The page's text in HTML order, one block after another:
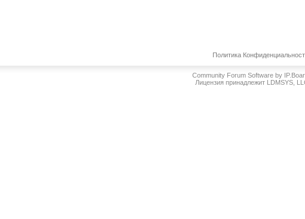
Политика
Community Forum Software by
Лицензия принадлежит LDMSYS,